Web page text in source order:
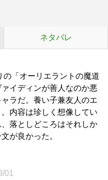
ネタバレ
オーリエラントの魔道
イディンが善人なのか悪
ラだ。養い子兼友人のエ
内容は珍しく想像してい
落としどころはそれしか
が良かった。
01